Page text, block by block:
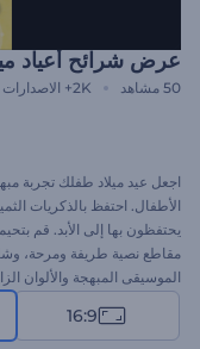
عرض شرائح أعياد
50 مشاهد 2K+ الاصدارات
اجعل عيد ميلاد طفلك تجربة
الأطفال. احتفظ بالذكريات
يحتفظون بها إلى الأبد. قم
مقاطع نصية طريفة ومرحة،
الموسيقى المبهجة والألوان
ومنشورات مواقع التواصل
الابتسامات على وجوه الجميع.
16:9